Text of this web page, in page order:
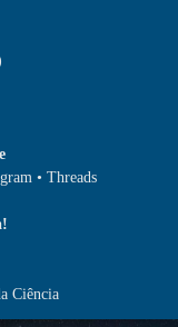
• Threads
Ciência